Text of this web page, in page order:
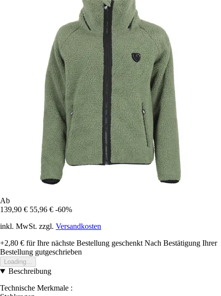
Ab
139,90 € 55,96 € -60%
inkl. MwSt. zzgl. Versandkosten
+2,80 € für Ihre nächste Bestellung geschenkt Nach Bestätigung Ihrer
Bestellung gutgeschrieben
Loading...
Beschreibung
Technische Merkmale :